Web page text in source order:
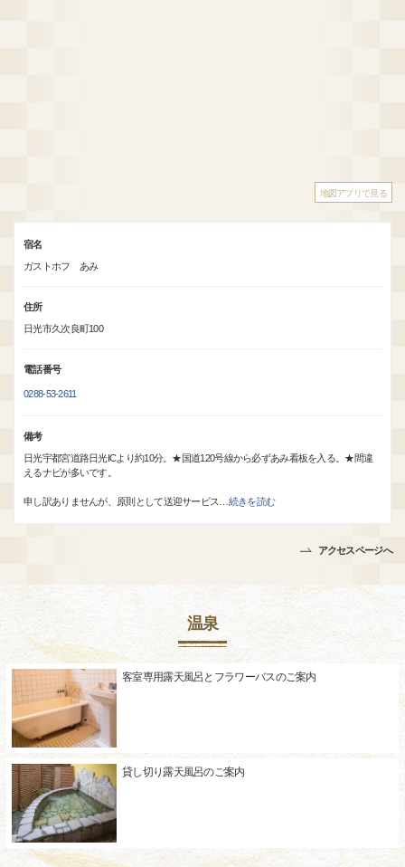
地図アプリで見る
宿名
ガストホフ あみ
住所
日光市久次良町100
電話番号
0288-53-2611
備考
日光宇都宮道路日光ICより約10分。★国道120号線から必ずあみ看板を入る。★間違
えるナビが多いです。
申し訳ありませんが、原則として送迎サービス 続きを読む
アクセスページへ
温泉
客室専用露天風呂とフラワーバスのご案内
貸し切り露天風呂のご案内